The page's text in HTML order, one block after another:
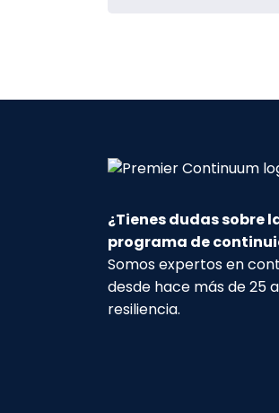
¿Tienes dudas sobre
programa de
Somos expertos en
desde hace más de 25
resiliencia.